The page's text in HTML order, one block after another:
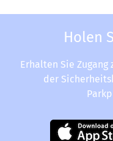
Holen
Erhalten Sie
der